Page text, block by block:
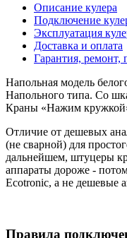
Описание кулера
Подключение
Эксплуатация
Доставка и оплата
Гарантия, ремонт,
Напольная модель
Напольного типа. Cо
Краны «Нажим
Отличие от дешевых
(не сварной) для
дальнейшем, штуцеры
аппараты дороже -
Ecotronic, а не дешевые
Правила